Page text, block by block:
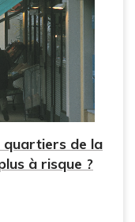
quartiers de la
à risque ?